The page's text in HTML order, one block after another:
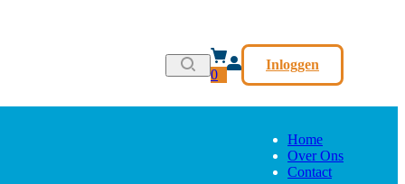
0
Inloggen
Home
Over Ons
Contact